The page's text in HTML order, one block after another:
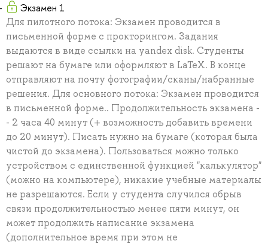
Экзамен 1
Для пилотного потока: Экзамен проводится в
письменной форме с прокторингом. Задания
выдаются в виде ссылки на yandex disk. Студенты
решают на бумаге или оформляют в LaTeX. В конце
отправляют на почту фотографии/сканы/набранные
решения. Для основного потока: Экзамен проводится
в письменной форме.. Продолжительность экзамена -
- 2 часа 40 минут (+ возможность добавить времени
до 20 минут). Писать нужно на бумаге (которая была
чистой до экзамена). Пользоваться можно только
устройством с единственной функцией "калькулятор"
(можно на компьютере), никакие учебные материалы
не разрешаются. Если у студента случился обрыв
связи продолжительностью менее пяти минут, он
может продолжить написание экзамена
(дополнительное время при этом не